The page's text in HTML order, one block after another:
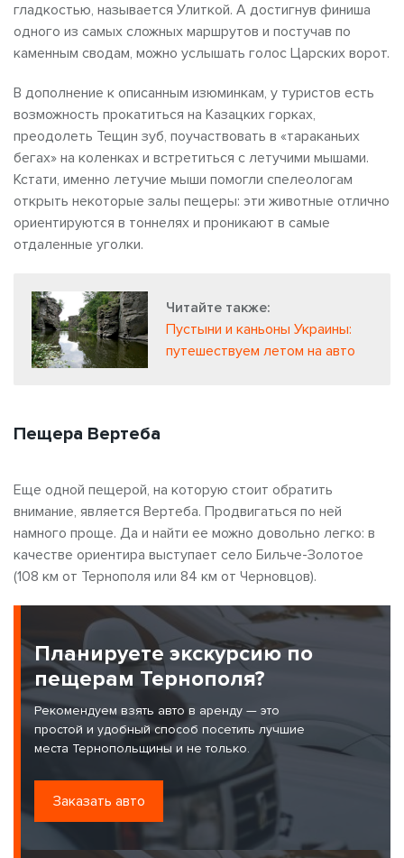
гладкостью, называется Улиткой. А достигнув финиша
одного из самых сложных маршрутов и постучав по
каменным сводам, можно услышать голос Царских ворот.
В дополнение к описанным изюминкам, у туристов есть
возможность прокатиться на Казацких горках,
преодолеть Тещин зуб, поучаствовать в «тараканьих
бегах» на коленках и встретиться с летучими мышами.
Кстати, именно летучие мыши помогли спелеологам
открыть некоторые залы пещеры: эти животные отлично
ориентируются в тоннелях и проникают в самые
отдаленные уголки.
Читайте также:
Пустыни и каньоны Украины:
путешествуем летом на авто
Пещера Вертеба
Еще одной пещерой, на которую стоит обратить
внимание, является Вертеба. Продвигаться по ней
намного проще. Да и найти ее можно довольно легко: в
качестве ориентира выступает село Бильче-Золотое
(108 км от Тернополя или 84 км от Черновцов).
Планируете экскурсию по
пещерам Тернополя?
Рекомендуем взять авто в аренду — это
простой и удобный способ посетить лучшие
места Тернопольщины и не только.
Заказать авто